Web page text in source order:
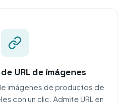
URL de imágenes
imágenes de productos de
con un clic. Admite URL en